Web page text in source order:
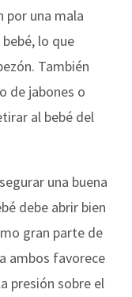
por una mala
lo que
También
de jabones o
al bebé del
una buena
debe abrir bien
gran parte de
ambos favorece
presión sobre el